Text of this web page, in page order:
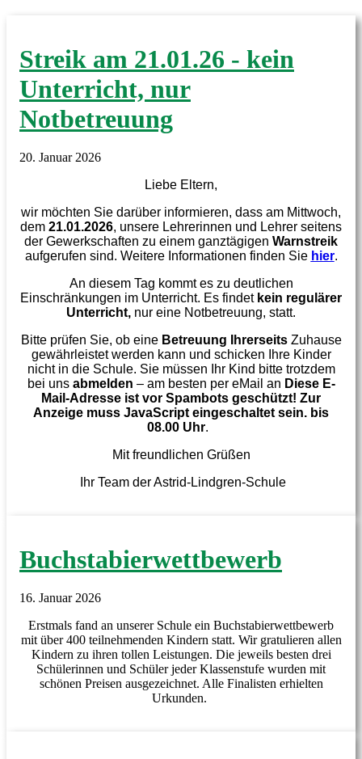
Streik am 21.01.26 - kein
Unterricht, nur
Notbetreuung
20. Januar 2026
Liebe Eltern,
wir möchten Sie darüber informieren, dass am Mittwoch,
dem 21.01.2026, unsere Lehrerinnen und Lehrer seitens
der Gewerkschaften zu einem ganztägigen Warnstreik
aufgerufen sind. Weitere Informationen finden Sie hier.
An diesem Tag kommt es zu deutlichen
Einschränkungen im Unterricht. Es findet kein regulärer
Unterricht, nur eine Notbetreuung, statt.
Bitte prüfen Sie, ob eine Betreuung Ihrerseits Zuhause
gewährleistet werden kann und schicken Ihre Kinder
nicht in die Schule. Sie müssen Ihr Kind bitte trotzdem
bei uns abmelden – am besten per eMail an Diese E-
Mail-Adresse ist vor Spambots geschützt! Zur
Anzeige muss JavaScript eingeschaltet sein. bis
08.00 Uhr.
Mit freundlichen Grüßen
Ihr Team derAstrid-Lindgren-Schule
Buchstabierwettbewerb
16. Januar 2026
Erstmals fand an unserer Schule ein Buchstabierwettbewerb
mit über 400 teilnehmenden Kindern statt. Wir gratulieren allen
Kindern zu ihren tollen Leistungen. Die jeweils besten drei
Schülerinnen und Schüler jeder Klassenstufe wurden mit
schönen Preisen ausgezeichnet. Alle Finalisten erhielten
Urkunden.